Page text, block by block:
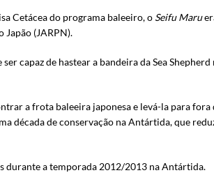
Cetácea do programa baleeiro, o Seifu Maru
(JARPN).
capaz de hastear a bandeira da Sea
a frota baleeira japonesa e levá-la para fora
década de conservação na Antártida, que
durante a temporada 2012/2013 na Antártida.